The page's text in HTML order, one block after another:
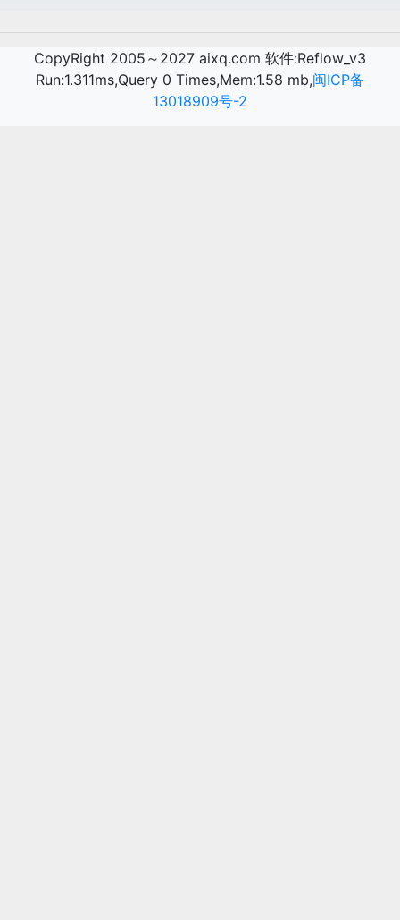
CopyRight 2005～2027 aixq.com 软件:Reflow_v3
Run:1.311ms,Query 0 Times,Mem:1.58 mb,闽ICP备
13018909号-2